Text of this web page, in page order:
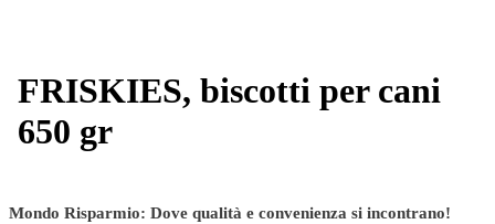
FRISKIES, biscotti per cani
650 gr
Mondo Risparmio: Dove qualità e convenienza si incontrano!